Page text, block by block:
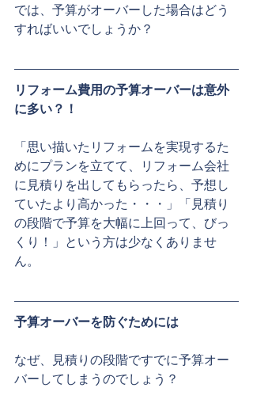
では、予算がオーバーした場合はどう
すればいいでしょうか？
リフォーム費用の予算オーバーは意外
に多い？！
「思い描いたリフォームを実現するた
めにプランを立てて、リフォーム会社
に見積りを出してもらったら、予想し
ていたより高かった・・・」「見積り
の段階で予算を大幅に上回って、びっ
くり！」という方は少なくありませ
ん。
予算オーバーを防ぐためには
なぜ、見積りの段階ですでに予算オー
バーしてしまうのでしょう？